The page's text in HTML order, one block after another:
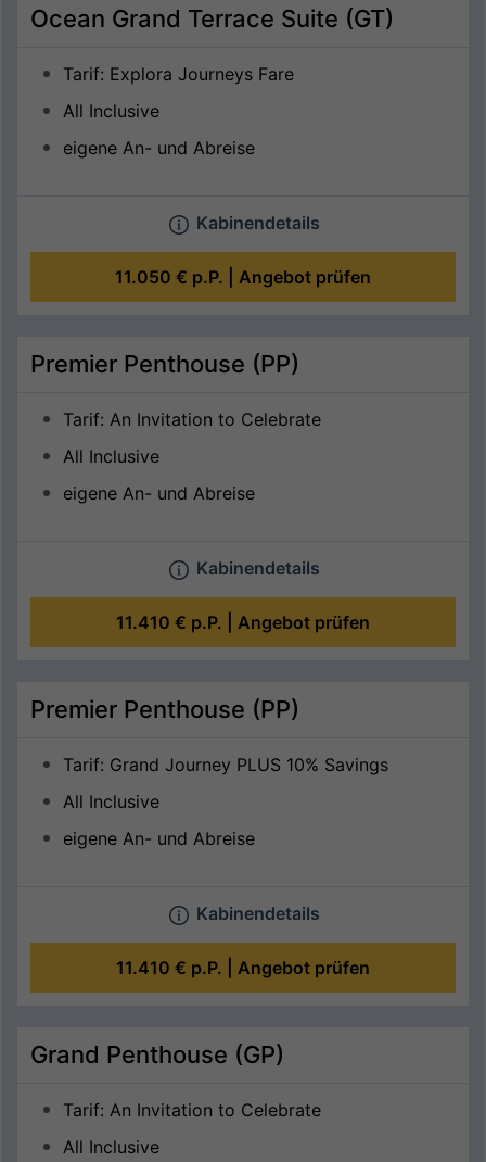
Ocean Grand Terrace Suite (GT)
Tarif: Explora Journeys Fare
All Inclusive
eigene An- und Abreise
Kabinendetails
11.050 € p.P. | Angebot prüfen
Premier Penthouse (PP)
Tarif: An Invitation to Celebrate
All Inclusive
eigene An- und Abreise
Kabinendetails
11.410 € p.P. | Angebot prüfen
Premier Penthouse (PP)
Tarif: Grand Journey PLUS 10% Savings
All Inclusive
eigene An- und Abreise
Kabinendetails
11.410 € p.P. | Angebot prüfen
Grand Penthouse (GP)
Tarif: An Invitation to Celebrate
All Inclusive